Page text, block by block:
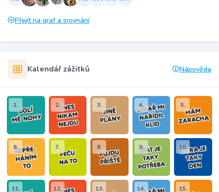
Přejít na graf a srovnání
Kalendář zážitků Nápověda
1. 2. 3. 4. 5.
6. 7. 8. 9. 10.
11. 12. 13. 14. 15.